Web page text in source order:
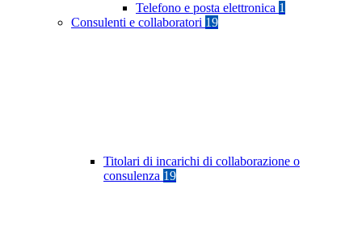
Telefono e posta elettronica 1
Consulenti e collaboratori 19
Titolari di incarichi di collaborazione o
consulenza 19